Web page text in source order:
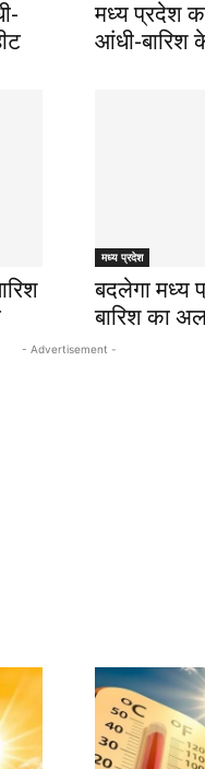
मध्‍य प्रदेश
आंधी-बारिश
मध्य प्रदेश
बदलेगा मध्य
बारिश का
- Advertisement -